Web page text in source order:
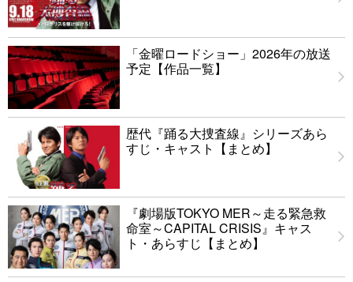
「金曜ロードショー」2026年の放送
予定【作品一覧】
歴代『踊る大捜査線』シリーズあら
すじ・キャスト【まとめ】
『劇場版TOKYO MER～走る緊急救
命室～CAPITAL CRISIS』キャス
ト・あらすじ【まとめ】